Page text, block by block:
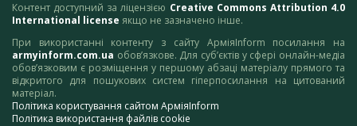
Контент доступний за ліцензією Creative Commons Attribution 4.0
International license якщо не зазначено інше.
При використанні контенту з сайту АрміяInform посилання на
armyinform.com.ua обов’язкове. Для суб’єктів у сфері онлайн-медіа
обов’язковим є розміщення у першому абзаці матеріалу прямого та
відкритого для пошукових систем гіперпосилання на цитований
матеріал.
Політика користування сайтом АрміяInform
Політика використання файлів cookie